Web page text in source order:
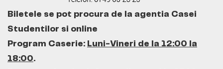
Biletele se pot procura de la agentia Casei
Studentilor si online
Program Caserie: Luni-Vineri de la 12:00 la
18:00.